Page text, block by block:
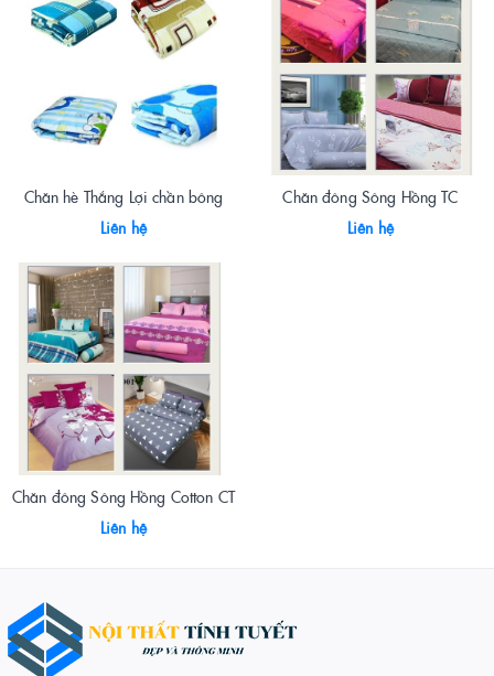
Chăn hè Thắng Lợi chần bông
Liên hệ
Chăn đông Sông Hồng TC
Liên hệ
Chăn đông Sông Hồng Cotton CT
Liên hệ